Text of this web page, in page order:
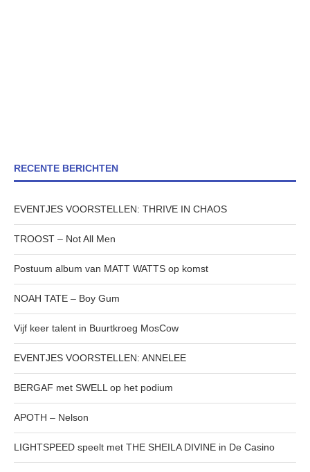
RECENTE BERICHTEN
EVENTJES VOORSTELLEN: THRIVE IN CHAOS
TROOST – Not All Men
Postuum album van MATT WATTS op komst
NOAH TATE – Boy Gum
Vijf keer talent in Buurtkroeg MosCow
EVENTJES VOORSTELLEN: ANNELEE
BERGAF met SWELL op het podium
APOTH – Nelson
LIGHTSPEED speelt met THE SHEILA DIVINE in De Casino